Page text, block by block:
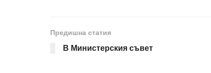
Предишна статия
В Министерския съвет